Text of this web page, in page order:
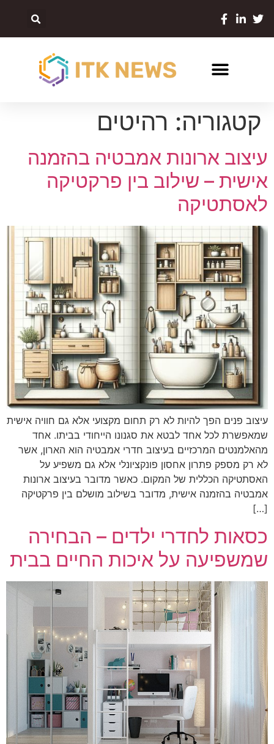
קטגוריה: רהיטים
עיצוב ארונות אמבטיה בהזמנה
אישית – שילוב בין פרקטיקה
לאסתטיקה
עיצוב פנים הפך להיות לא רק תחום מקצועי אלא גם חוויה אישית
שמאפשרת לכל אחד לבטא את סגנונו הייחודי בביתו. אחד
מהאלמנטים המרכזיים בעיצוב חדרי אמבטיה הוא הארון, אשר
לא רק מספק פתרון אחסון פונקציונלי אלא גם משפיע על
האסתטיקה הכללית של המקום. כאשר מדובר בעיצוב ארונות
אמבטיה בהזמנה אישית, מדובר בשילוב מושלם בין פרקטיקה
[…]
כסאות לחדרי ילדים – הבחירה
שמשפיעה על איכות החיים בבית